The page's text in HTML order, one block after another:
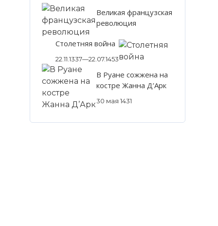
Великая французская
революция
Столетняя война
22.11.1337—22.07.1453
В Руане сожжена на
костре Жанна Д’Арк
30 мая 1431